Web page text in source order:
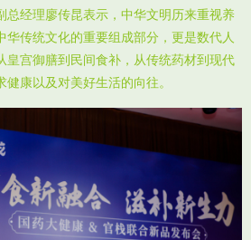
总经理廖传昆表示，中华文明历来重视养
华传统文化的重要组成部分，更是数代人
皇宫御膳到民间食补，从传统药材到现代
康以及对美好生活的向往。